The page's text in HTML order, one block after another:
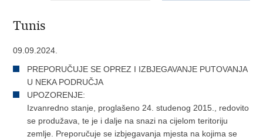
Tunis
09.09.2024.
PREPORUČUJE SE OPREZ I IZBJEGAVANJE PUTOVANJA
U NEKA PODRUČJA
UPOZORENJE:
Izvanredno stanje, proglašeno 24. studenog 2015., redovito
se produžava, te je i dalje na snazi na cijelom teritoriju
zemlje. Preporučuje se izbjegavanja mjesta na kojima se